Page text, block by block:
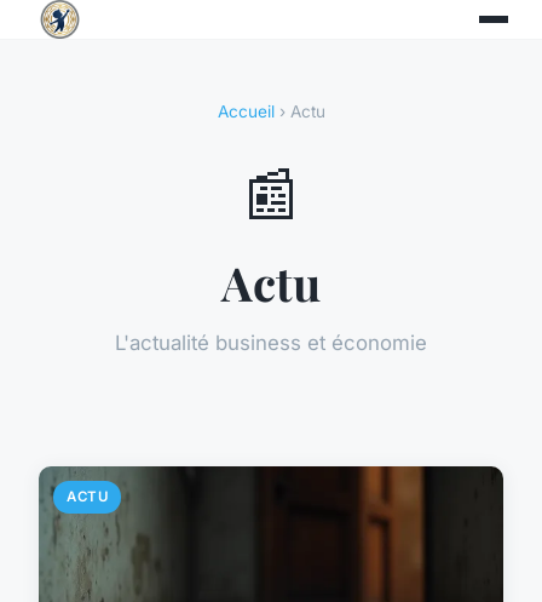
Accueil› Actu
📰
Actu
L'actualité business et économie
ACTU